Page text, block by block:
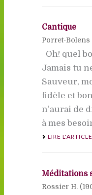
Cantique
Porret-Bolens
Oh! quel
Jamais tu
Sauveur,
fidèle et
n’aurai de
à mes
LIRE L'ARTICLE
Méditations
Rossier H. (